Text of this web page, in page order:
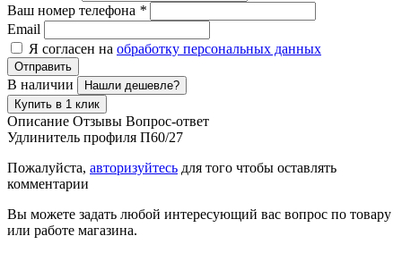
Ваш номер телефона *
Email
Я согласен на обработку персональных данных
Отправить
В наличии
Нашли дешевле?
Купить в 1 клик
Описание Отзывы Вопрос-ответ
Удлинитель профиля П60/27
Пожалуйста, авторизуйтесь для того чтобы оставлять
комментарии
Вы можете задать любой интересующий вас вопрос по товару
или работе магазина.